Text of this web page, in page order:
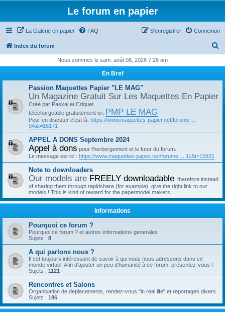
Le forum en papier
La Galerie en papier FAQ Connexion
S’enregistrer
Index du forum
h
Nous sommes le sam. août 08, 2026 7:26 am
En Bref
Passion Maquettes Papier "LE MAG"
Un Magazine Gratuit Sur Les Maquettes En Papier
Créé par Paskal et Criquet,
téléchargeable gratuitement ici: PMP LE MAG
Pour en discuter c'est là: https://www.maquettes-papier.net/forume ...
94&t=16171
APPEL A DONS Septembre 2024
Appel à dons pour l'herbergement et le futur du forum.
Le message est ici : https://www.maquettes-papier.net/forume ... 11&t=15831
Note to downloaders
Our models are FREELY downloadable , therefore instead
of sharing them through rapidshare (for example), give the right link to our
models ! This is kind of reward for the papermodel makers.
Informations
Pourquoi ce forum ?
Pourquoi ce forum ? et autres informations generales
Sujets : 8
A qui parlons nous ?
Il est toujours intéressant de savoir à qui nous nous adressons dans ce
monde virtuel. Afin d'ajouter un peu d'humanité à ce forum, présentez-vous !
Sujets : 1121
Rencontres et Salons
Organisation de deplacements, rendez-vous "in real life" et reportages divers
Sujets : 186